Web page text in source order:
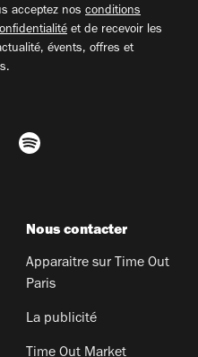
acceptez nos conditions
et de recevoir les
évents, offres et
Nous contacter
Apparaitre sur Time Out
Paris
La publicité
Time Out Market